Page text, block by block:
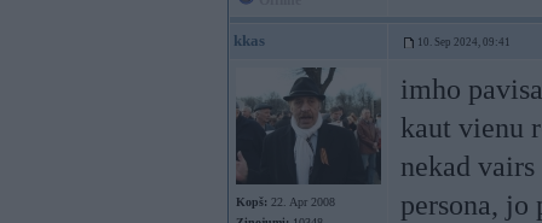
kkas 10. Sep 2024, 09:41
Kopš: 22. Apr 2008
imho
kaut vienu
nekad
persona, jo